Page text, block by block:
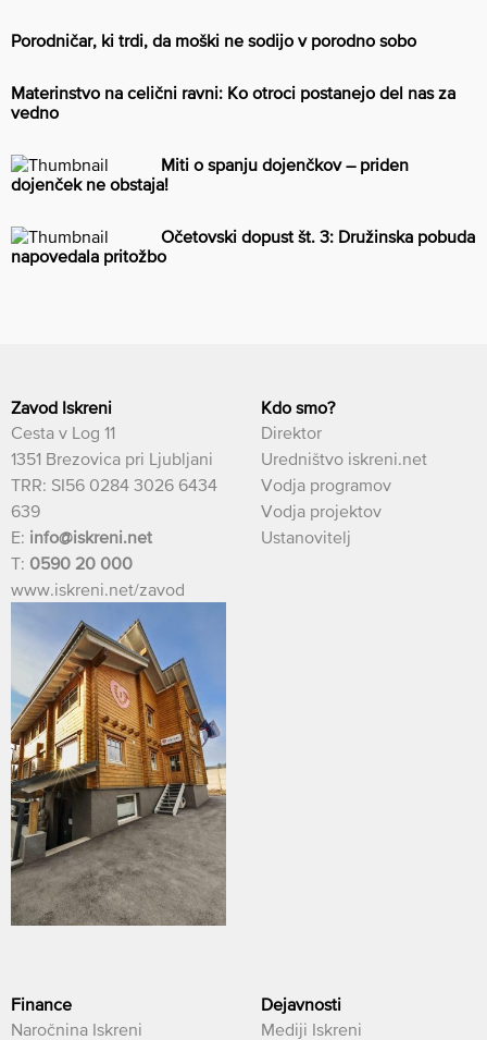
Porodničar, ki trdi, da moški ne sodijo v porodno sobo
Materinstvo na celični ravni: Ko otroci postanejo del nas za
vedno
Miti o spanju dojenčkov – priden
dojenček ne obstaja!
Očetovski dopust št. 3: Družinska pobuda
napovedala pritožbo
Zavod Iskreni
Cesta v Log 11
1351 Brezovica pri Ljubljani
TRR: SI56 0284 3026 6434
639
E: info@iskreni.net
T: 0590 20 000
www.iskreni.net/zavod
Kdo smo?
Direktor
Uredništvo iskreni.net
Vodja programov
Vodja projektov
Ustanovitelj
Finance
Naročnina Iskreni
Dejavnosti
Mediji Iskreni